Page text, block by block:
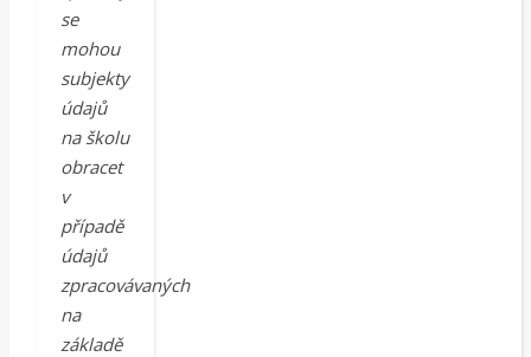
se
mohou
subjekty
údajů
na školu
obracet
v
případě
údajů
zpracovávaných
na
základě